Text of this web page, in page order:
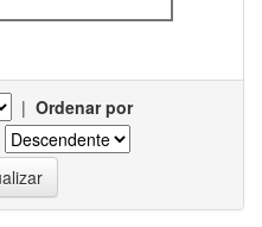
| Ordenar por